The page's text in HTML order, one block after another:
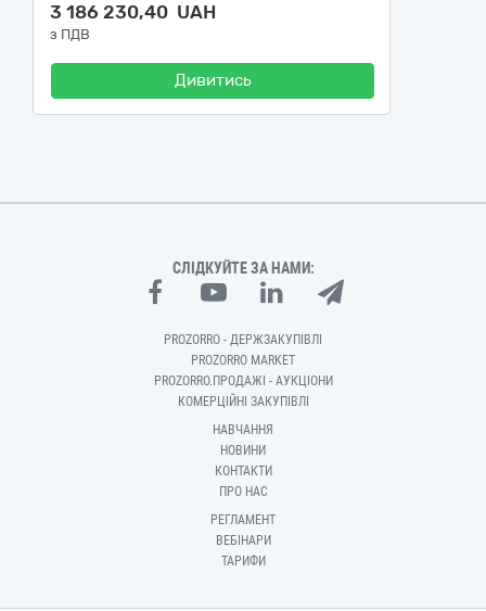
3 186 230,40 UAH
з ПДВ
Дивитись
СЛІДКУЙТЕ ЗА НАМИ:
PROZORRO - ДЕРЖЗАКУПІВЛІ
PROZORRO MARKET
PROZORRO.ПРОДАЖІ - АУКЦІОНИ
КОМЕРЦІЙНІ ЗАКУПІВЛІ
НАВЧАННЯ
НОВИНИ
КОНТАКТИ
ПРО НАС
РЕГЛАМЕНТ
ВЕБІНАРИ
ТАРИФИ